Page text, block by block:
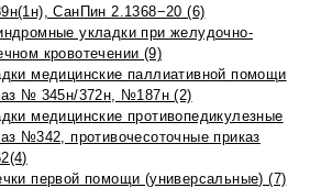
СанПин 2.1368−20 (6)
укладки при желудочно-
кровотечении (9)
медицинские паллиативной помощи
№ 345н/372н, №187н (2)
медицинские противопедикулезные
№342, противочесоточные приказ
первой помощи (универсальные) (7)